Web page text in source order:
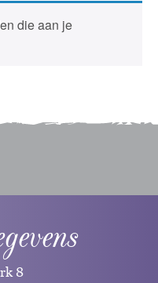
die aan je
8